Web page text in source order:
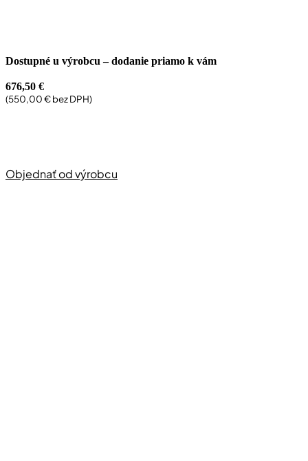
Dostupné u výrobcu – dodanie priamo k vám
676,50 €
(550,00€bez DPH)
Objednať od výrobcu